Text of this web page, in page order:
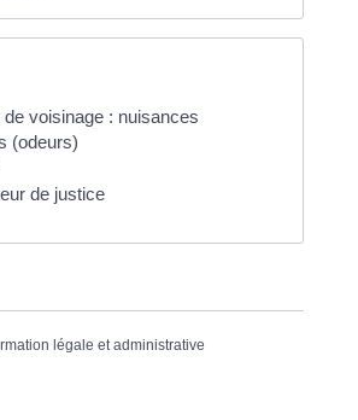
de voisinage : nuisances
(odeurs)
de justice
légale et administrative